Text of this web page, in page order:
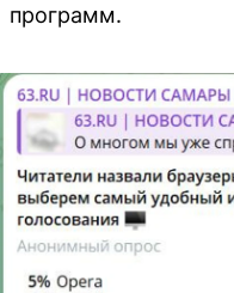
программ.